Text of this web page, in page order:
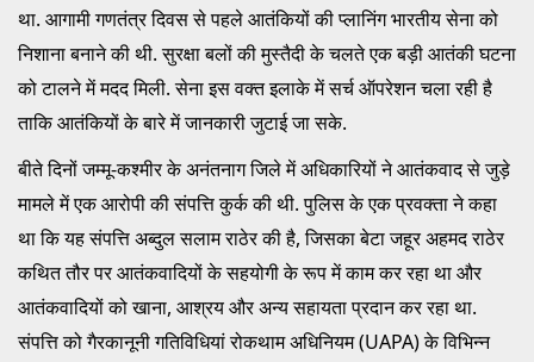
था. आगामी गणतंत्र दिवस से पहले आतंकियों की प्‍लानिंग भारतीय सेना को
निशाना बनाने की थी. सुरक्षा बलों की मुस्‍तैदी के चलते एक बड़ी आतंकी घटना
को टालने में मदद मिली. सेना इस वक्‍त इलाके में सर्च ऑपरेशन चला रही है
ताकि आतंकियों के बारे में जानकारी जुटाई जा सके.
बीते दिनों जम्मू-कश्मीर के अनंतनाग जिले में अधिकारियों ने आतंकवाद से जुड़े
मामले में एक आरोपी की संपत्ति कुर्क की थी. पुलिस के एक प्रवक्ता ने कहा
था कि यह संपत्ति अब्दुल सलाम राठेर की है, जिसका बेटा जहूर अहमद राठेर
कथित तौर पर आतंकवादियों के सहयोगी के रूप में काम कर रहा था और
आतंकवादियों को खाना, आश्रय और अन्य सहायता प्रदान कर रहा था.
संपत्ति को गैरकानूनी गतिविधियां रोकथाम अधिनियम (UAPA) के विभिन्न